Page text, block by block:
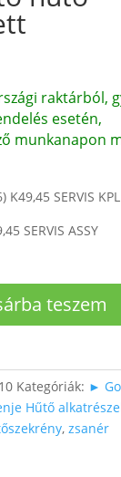
raktárból,
esetén,
munkanapon
SERVIS KPL
SERVIS ASSY
teszem
Kategóriák: ►
Hűtő
,zsanér